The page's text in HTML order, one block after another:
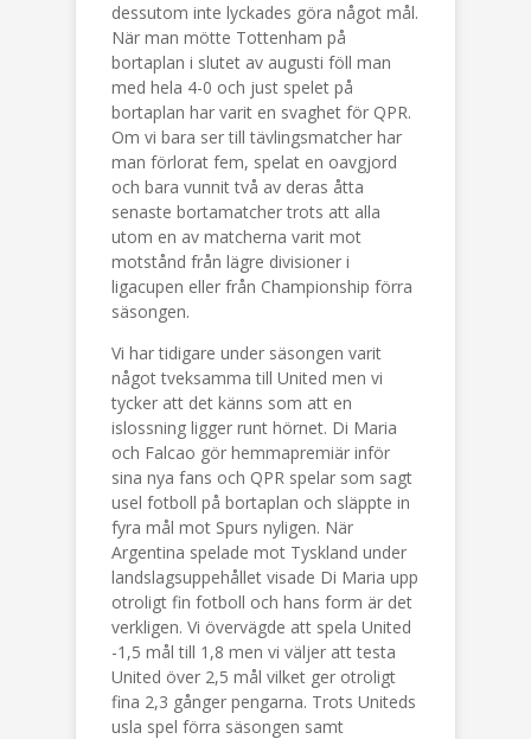
dessutom inte lyckades göra något mål.
När man mötte Tottenham på
bortaplan i slutet av augusti föll man
med hela 4-0 och just spelet på
bortaplan har varit en svaghet för QPR.
Om vi bara ser till tävlingsmatcher har
man förlorat fem, spelat en oavgjord
och bara vunnit två av deras åtta
senaste bortamatcher trots att alla
utom en av matcherna varit mot
motstånd från lägre divisioner i
ligacupen eller från Championship förra
säsongen.
Vi har tidigare under säsongen varit
något tveksamma till United men vi
tycker att det känns som att en
islossning ligger runt hörnet. Di Maria
och Falcao gör hemmapremiär inför
sina nya fans och QPR spelar som sagt
usel fotboll på bortaplan och släppte in
fyra mål mot Spurs nyligen. När
Argentina spelade mot Tyskland under
landslagsuppehållet visade Di Maria upp
otroligt fin fotboll och hans form är det
verkligen. Vi övervägde att spela United
-1,5 mål till 1,8 men vi väljer att testa
United över 2,5 mål vilket ger otroligt
fina 2,3 gånger pengarna. Trots Uniteds
usla spel förra säsongen samt